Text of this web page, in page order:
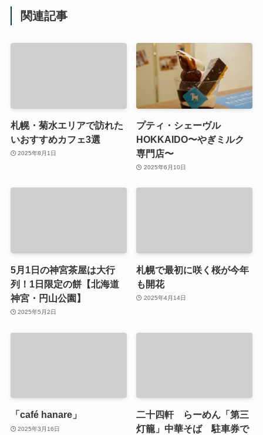
関連記事
札幌・菊水エリアで訪れた
いおすすめカフェ3選
2025年8月1日
プティ・シェーヴル
HOKKAIDO〜やぎミルク
専門店〜
2025年6月10日
5月1日の神宮茶屋は大行
列！1日限定の餅【北海道
神宮・円山公園】
2025年5月2日
札幌で最初に咲く桜が今年
も開花
2025年4月14日
「café hanare」
2025年3月16日
二十四軒 らーめん「第三
灯籠」中華そば 駐車券で